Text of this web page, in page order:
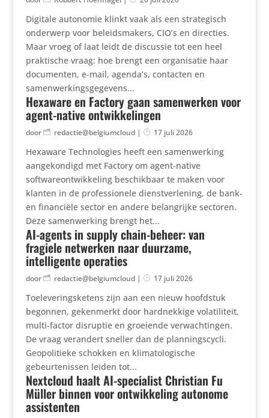
Digitale autonomie klinkt vaak als een strategisch
onderwerp voor beleidsmakers, CIO’s en directies.
Maar vroeg of laat leidt de discussie tot een heel
praktische vraag: hoe brengt een organisatie haar
documenten, e-mail, agenda’s, contacten en
samenwerkingsgegevens...
Hexaware en Factory gaan samenwerken voor
agent-native ontwikkelingen
door redactie@belgiumcloud| 17 juli 2026
Hexaware Technologies heeft een samenwerking
aangekondigd met Factory om agent-native
softwareontwikkeling beschikbaar te maken voor
klanten in de professionele dienstverlening, de bank-
en financiële sector en andere belangrijke sectoren.
Deze samenwerking brengt het...
AI-agents in supply chain-beheer: van
fragiele netwerken naar duurzame,
intelligente operaties
door redactie@belgiumcloud| 17 juli 2026
Toeleveringsketens zijn aan een nieuw hoofdstuk
begonnen, gekenmerkt door hardnekkige volatiliteit,
multi-factor disruptie en groeiende verwachtingen.
De vraag verandert sneller dan de planningscycli.
Geopolitieke schokken en klimatologische
gebeurtenissen leiden tot...
Nextcloud haalt AI-specialist Christian Fu
Müller binnen voor ontwikkeling autonome
assistenten